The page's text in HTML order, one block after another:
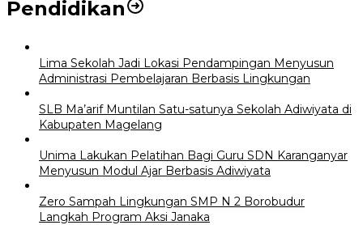
Pendidikan
Lima Sekolah Jadi Lokasi Pendampingan Menyusun
Administrasi Pembelajaran Berbasis Lingkungan
SLB Ma’arif Muntilan Satu-satunya Sekolah Adiwiyata di
Kabupaten Magelang
Unima Lakukan Pelatihan Bagi Guru SDN Karanganyar
Menyusun Modul Ajar Berbasis Adiwiyata
Zero Sampah Lingkungan SMP N 2 Borobudur
Langkah Program Aksi Janaka